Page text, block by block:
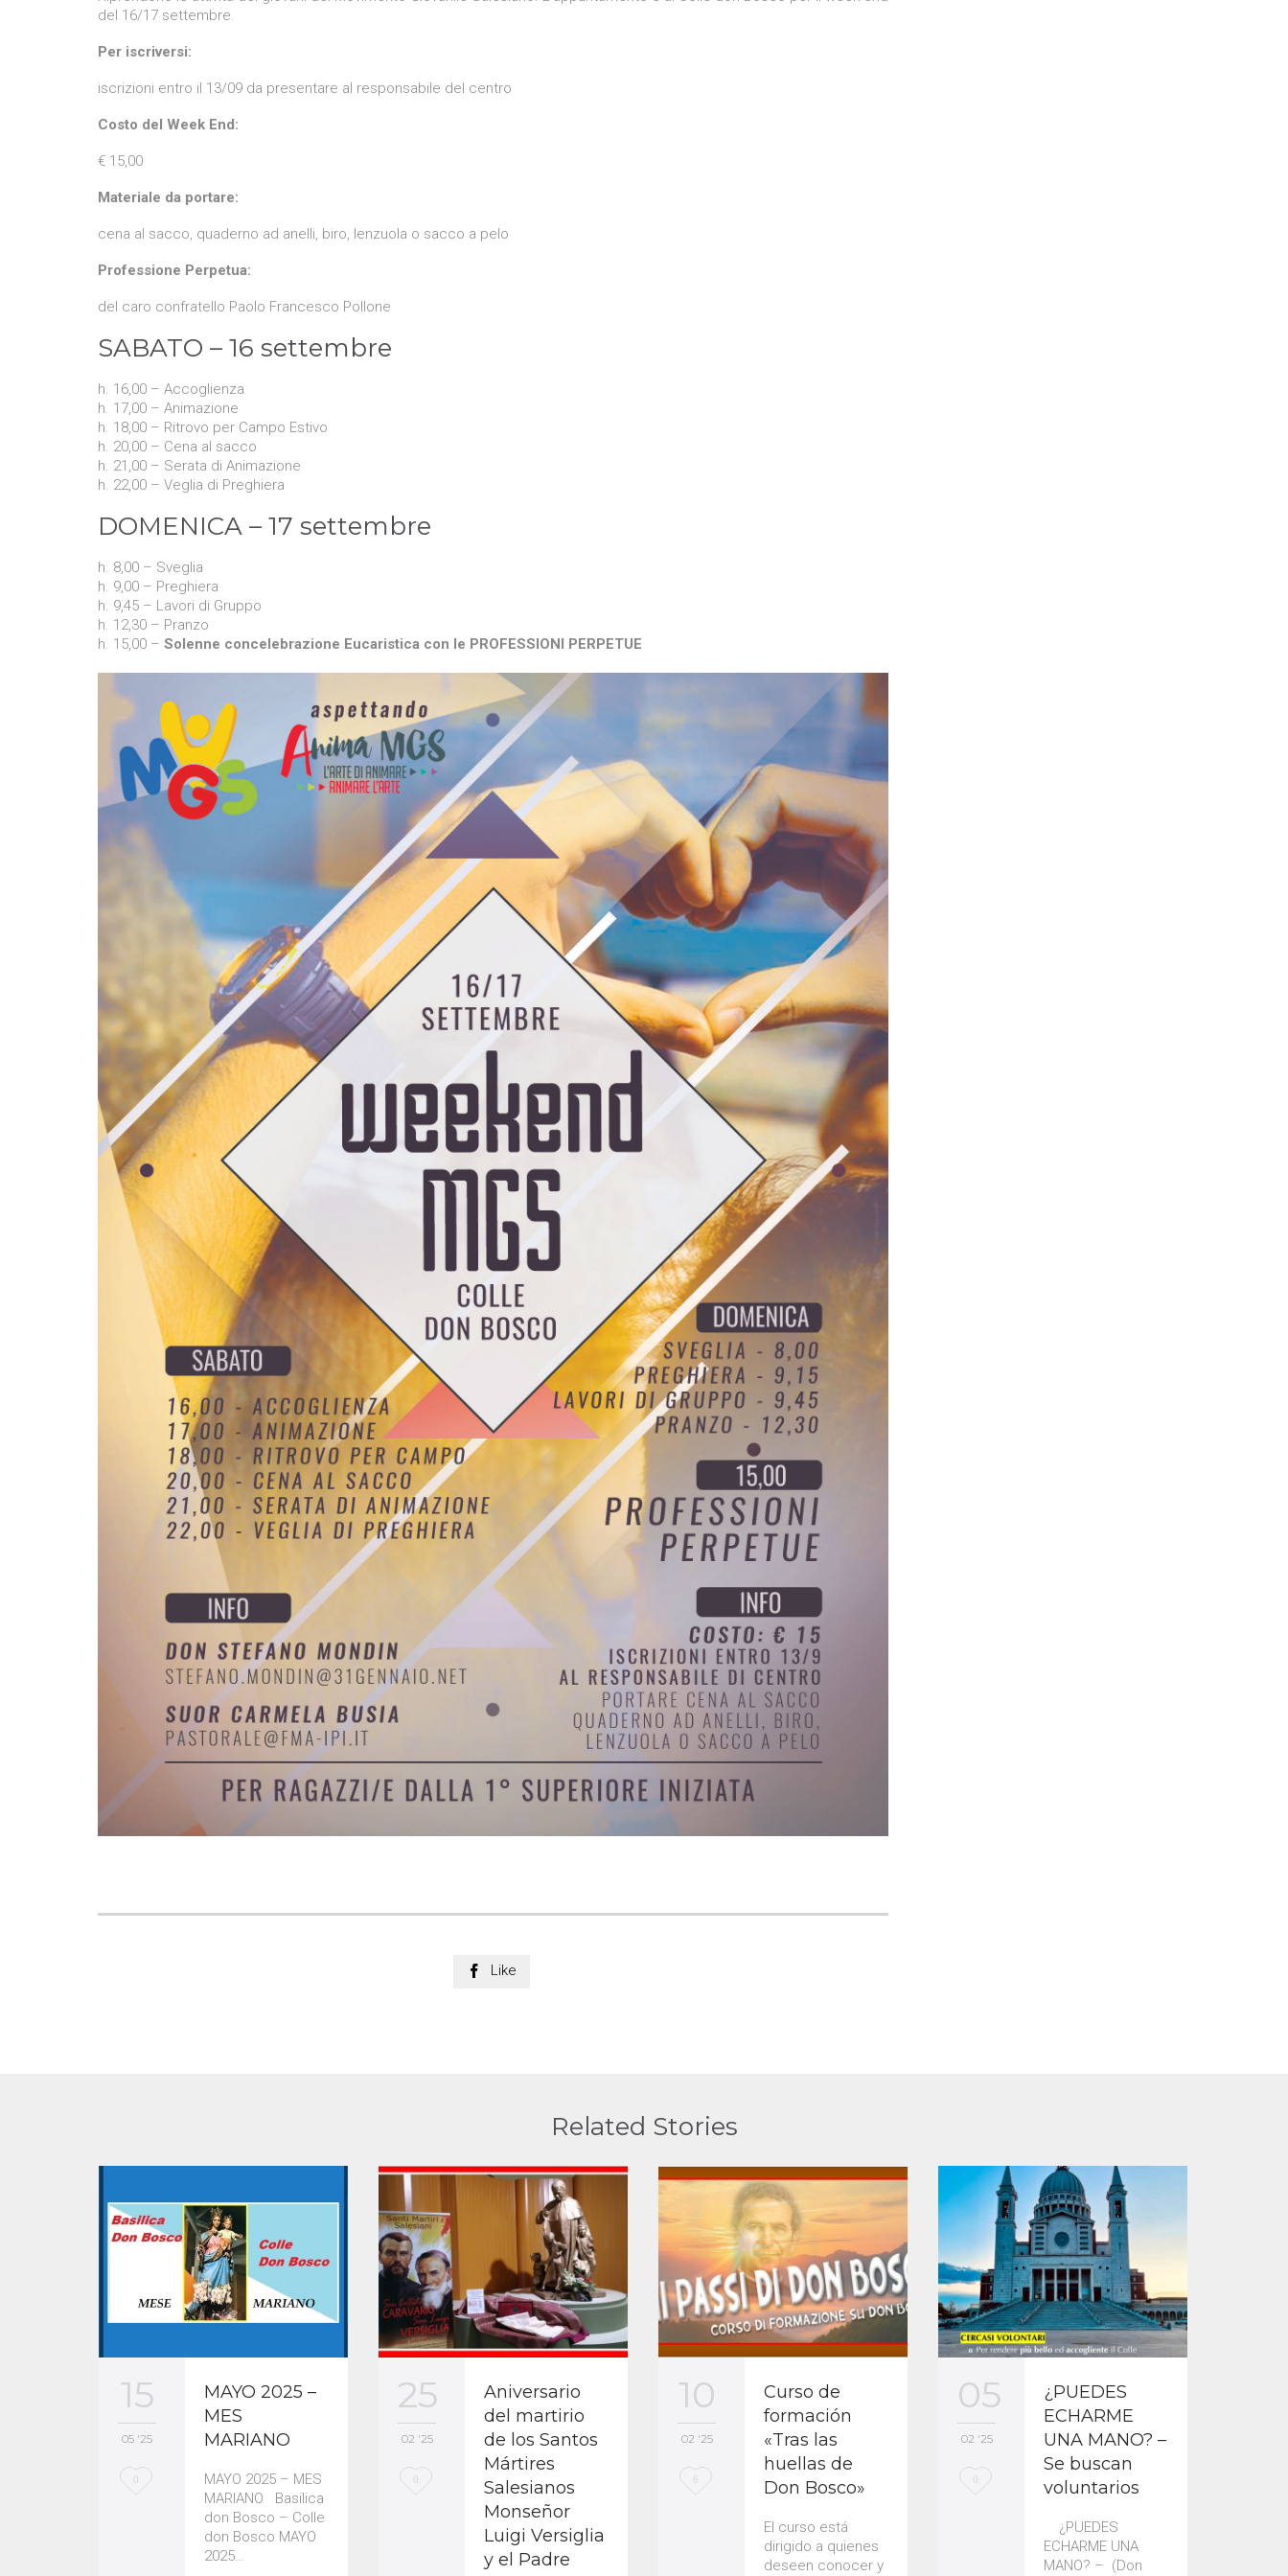
del 16/17 settembre.
Per iscriversi:
iscrizioni entro il 13/09 da presentare al responsabile del centro
Costo del Week End:
€ 15,00
Materiale da portare:
cena al sacco, quaderno ad anelli, biro, lenzuola o sacco a pelo
Professione Perpetua:
del caro confratello Paolo Francesco Pollone
SABATO – 16 settembre
h. 16,00 – Accoglienza
h. 17,00 – Animazione
h. 18,00 – Ritrovo per Campo Estivo
h. 20,00 – Cena al sacco
h. 21,00 – Serata di Animazione
h. 22,00 – Veglia di Preghiera
DOMENICA – 17 settembre
h. 8,00 – Sveglia
h. 9,00 – Preghiera
h. 9,45 – Lavori di Gruppo
h. 12,30 – Pranzo
h. 15,00 – Solenne concelebrazione Eucaristica con le PROFESSIONI PERPETUE
 Like
Related Stories
15
05 '25
L0
MAYO 2025 –
MES
MARIANO
MAYO 2025 – MES
MARIANO Basilica
don Bosco – Colle
don Bosco MAYO
2025…
25
02 '25
L0
Aniversario
del martirio
de los Santos
Mártires
Salesianos
Monseñor
Luigi Versiglia
y el Padre
10
02 '25
6
Curso de
formación
«Tras las
huellas de
Don Bosco»
El curso está
dirigido a quienes
deseen conocer y
05
02 '25
L0
¿PUEDES
ECHARME
UNA MANO? –
Se buscan
voluntarios
¿PUEDES
ECHARME UNA
MANO? – (Don